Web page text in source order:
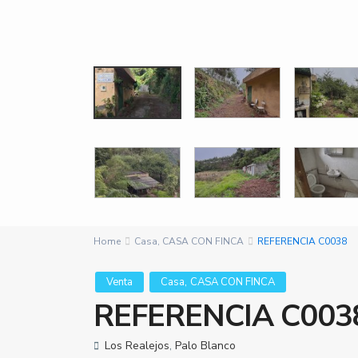
Home Casa, CASA CON FINCA REFERENCIA C0038
Venta Casa, CASA CON FINCA
REFERENCIA
Los Realejos, Palo Blanco